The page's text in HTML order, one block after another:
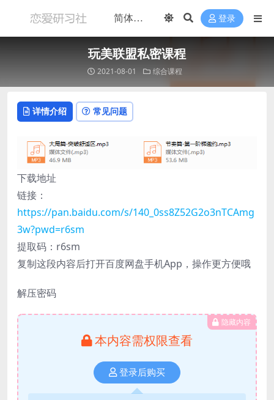
登录
玩美联盟私密课程
2021-08-01 综合课程
详情介绍 常见问题
下载地址
链接：
https://pan.baidu.com/s/140_0ss8Z52G2o3nTCAmg
3w?pwd=r6sm
提取码：r6sm
复制这段内容后打开百度网盘手机App，操作更方便哦
解压密码
隐藏内容
本内容需权限查看
登录后购买